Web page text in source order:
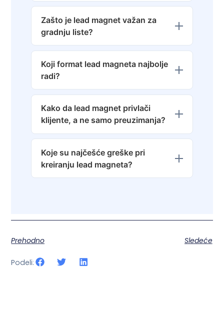
Zašto je lead magnet važan za
gradnju liste?
Koji format lead magneta najbolje
radi?
Kako da lead magnet privlači
klijente, a ne samo preuzimanja?
Koje su najčešće greške pri
kreiranju lead magneta?
Prehodno Sledeće
Podeli: